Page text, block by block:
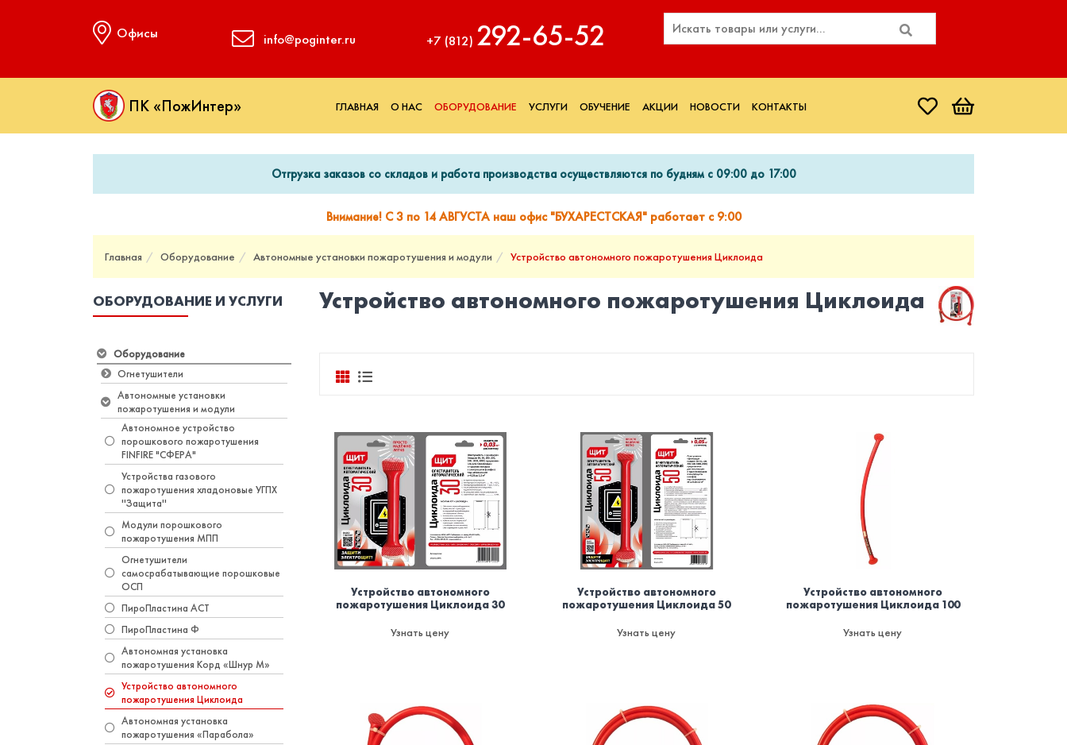
Офисы info@poginter.ru +7 (812) 292‑65‑52
ПК «ПожИнтер» ГЛАВНАЯ О НАС ОБОРУДОВАНИЕ УСЛУГИ ОБУЧЕНИЕ АКЦИИ НОВОСТИ КОНТАКТЫ
Отгрузка заказов со складов и работа производства осуществляются по будням с 09:00 до 17:00
Внимание! С 3 по 14 АВГУСТА наш офис "БУХАРЕСТСКАЯ" работает с 9:00
Главная Оборудование Автономные установки пожаротушения и модули Устройство автономного пожаротушения Циклоида
ОБОРУДОВАНИЕ И УСЛУГИ
Оборудование
Огнетушители
Автономные установки
пожаротушения и модули
Автономное устройство
порошкового пожаротушения
FINFIRE "СФЕРА"
Устройства газового
пожаротушения хладоновые УГПХ
''Защита''
Модули порошкового
пожаротушения МПП
Огнетушители
самосрабатывающие порошковые
ОСП
ПироПластина АСТ
ПироПластина Ф
Автономная установка
пожаротушения Корд «Шнур М»
Устройство автономного
пожаротушения Циклоида
Автономная установка
пожаротушения «Парабола»
Устройство автономного пожаротушения Циклоида
Устройство автономного
пожаротушения Циклоида 30
Узнать цену
Устройство автономного
пожаротушения Циклоида 50
Узнать цену
Устройство автономного
пожаротушения Циклоида 100
Узнать цену